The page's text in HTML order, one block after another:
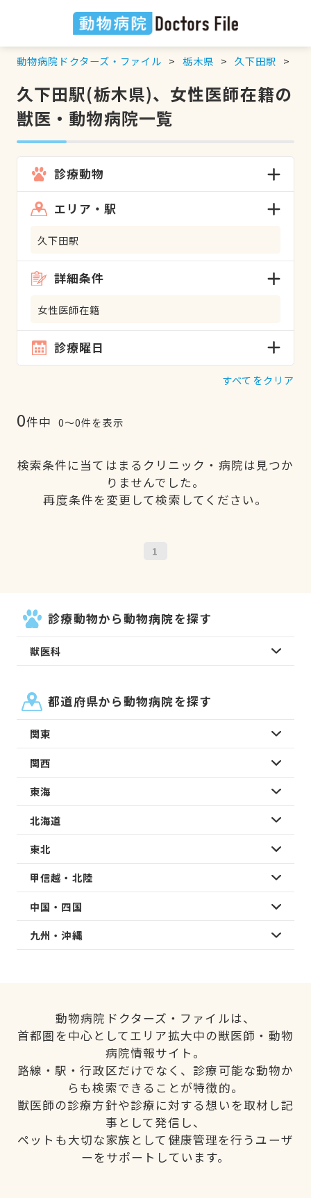
動物病院ドクターズ・ファイル 栃木県 久下田駅
久下田駅(栃木県)、女性医師在籍の
獣医・動物病院一覧
診療動物
エリア・駅
久下田駅
詳細条件
女性医師在籍
診療曜日
すべてをクリア
0件中 0〜0件を表示
検索条件に当てはまるクリニック・病院は見つか
りませんでした。
再度条件を変更して検索してください。
1
診療動物から動物病院を探す
獣医科
都道府県から動物病院を探す
関東
関西
東海
北海道
東北
甲信越・北陸
中国・四国
九州・沖縄
動物病院ドクターズ・ファイルは、
首都圏を中心としてエリア拡大中の獣医師・動物
病院情報サイト。
路線・駅・行政区だけでなく、診療可能な動物か
らも検索できることが特徴的。
獣医師の診療方針や診療に対する想いを取材し記
事として発信し、
ペットも大切な家族として健康管理を行うユーザ
ーをサポートしています。